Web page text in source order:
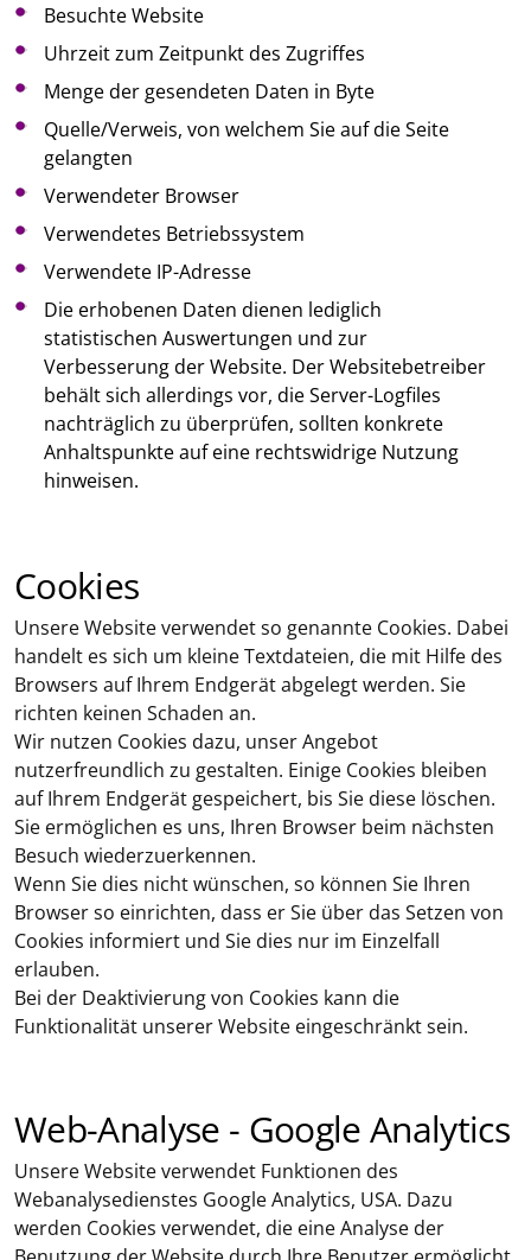
Besuchte Website
Uhrzeit zum Zeitpunkt des Zugriffes
Menge der gesendeten Daten in Byte
Quelle/Verweis, von welchem Sie auf die Seite
gelangten
Verwendeter Browser
Verwendetes Betriebssystem
Verwendete IP-Adresse
Die erhobenen Daten dienen lediglich
statistischen Auswertungen und zur
Verbesserung der Website. Der Websitebetreiber
behält sich allerdings vor, die Server-Logfiles
nachträglich zu überprüfen, sollten konkrete
Anhaltspunkte auf eine rechtswidrige Nutzung
hinweisen.
Cookies
Unsere Website verwendet so genannte Cookies. Dabei
handelt es sich um kleine Textdateien, die mit Hilfe des
Browsers auf Ihrem Endgerät abgelegt werden. Sie
richten keinen Schaden an.
Wir nutzen Cookies dazu, unser Angebot
nutzerfreundlich zu gestalten. Einige Cookies bleiben
auf Ihrem Endgerät gespeichert, bis Sie diese löschen.
Sie ermöglichen es uns, Ihren Browser beim nächsten
Besuch wiederzuerkennen.
Wenn Sie dies nicht wünschen, so können Sie Ihren
Browser so einrichten, dass er Sie über das Setzen von
Cookies informiert und Sie dies nur im Einzelfall
erlauben.
Bei der Deaktivierung von Cookies kann die
Funktionalität unserer Website eingeschränkt sein.
Web-Analyse - Google Analytics
Unsere Website verwendet Funktionen des
Webanalysedienstes Google Analytics, USA. Dazu
werden Cookies verwendet, die eine Analyse der